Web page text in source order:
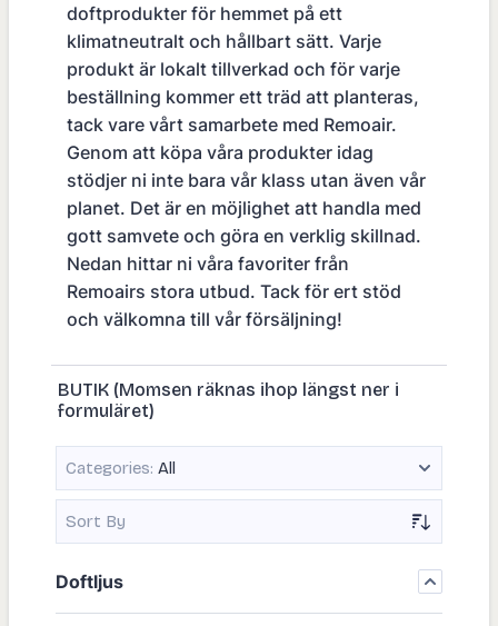
doftprodukter för hemmet på ett
klimatneutralt och hållbart sätt. Varje
produkt är lokalt tillverkad och för varje
beställning kommer ett träd att planteras,
tack vare vårt samarbete med Remoair.
Genom att köpa våra produkter idag
stödjer ni inte bara vår klass utan även vår
planet. Det är en möjlighet att handla med
gott samvete och göra en verklig skillnad.
Nedan hittar ni våra favoriter från
Remoairs stora utbud. Tack för ert stöd
och välkomna till vår försäljning!
BUTIK (Momsen räknas ihop längst ner i
formuläret)
Categories: All
Sort By
Doftljus